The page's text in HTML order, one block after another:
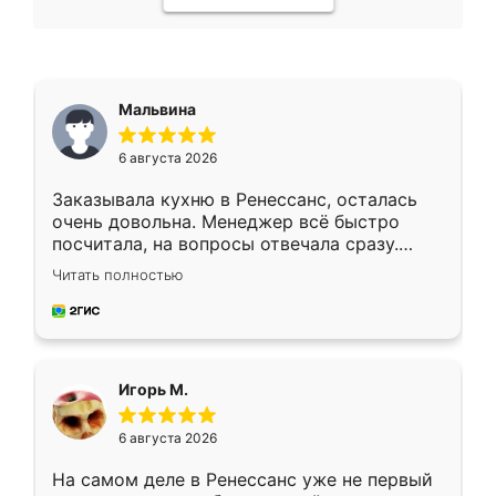
Мальвина
6 августа 2026
Заказывала кухню в Ренессанс, осталась
очень довольна. Менеджер всё быстро
посчитала, на вопросы отвечала сразу.
Замерщик приехал в субботу, подошёл к
делу со всей ответственностью. Собрали
за день, ребята работали аккуратно, даже
Читать полностью
Игорь М.
6 августа 2026
На самом деле в Ренессанс уже не первый